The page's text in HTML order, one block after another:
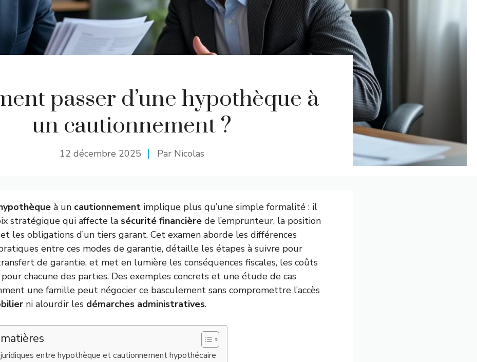
passer d’une hypothèque à
un cautionnement ?
12 décembre 2025 Par Nicolas
à un cautionnement implique plus qu’une simple formalité : il
stratégique qui affecte la sécurité financière de l’emprunteur, la position
et les obligations d’un tiers garant. Cet examen aborde les différences
entre ces modes de garantie, détaille les étapes à suivre pour
de garantie, et met en lumière les conséquences fiscales, les coûts
chacune des parties. Des exemples concrets et une étude de cas
une famille peut négocier ce basculement sans compromettre l’accès
ni alourdir les démarches administratives.
entre hypothèque et cautionnement hypothécaire